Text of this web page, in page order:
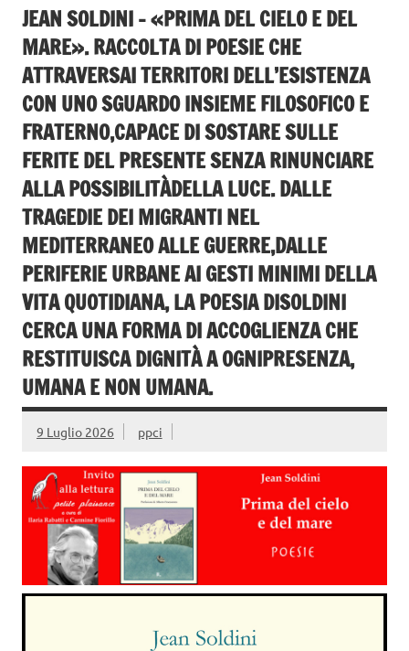
o
o
k
r
vi
di
JEAN SOLDINI – «PRIMA DEL CIELO E DEL
MARE». RACCOLTA DI POESIE CHE
ATTRAVERSAI TERRITORI DELL’ESISTENZA
CON UNO SGUARDO INSIEME FILOSOFICO E
FRATERNO,CAPACE DI SOSTARE SULLE
FERITE DEL PRESENTE SENZA RINUNCIARE
ALLA POSSIBILITÀDELLA LUCE. DALLE
TRAGEDIE DEI MIGRANTI NEL
MEDITERRANEO ALLE GUERRE,DALLE
PERIFERIE URBANE AI GESTI MINIMI DELLA
VITA QUOTIDIANA, LA POESIA DISOLDINI
CERCA UNA FORMA DI ACCOGLIENZA CHE
RESTITUISCA DIGNITÀ A OGNIPRESENZA,
UMANA E NON UMANA.
9 Luglio 2026 ppci